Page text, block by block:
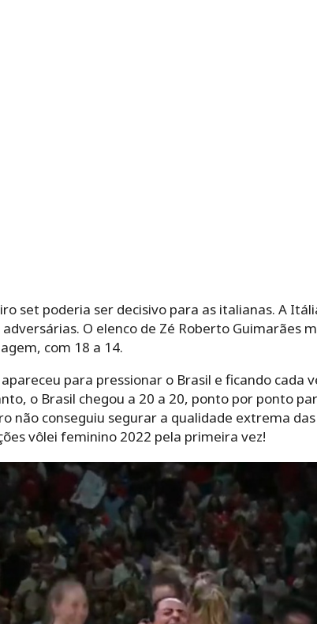
set poderia ser decisivo para as italianas. A
adversárias. O elenco de Zé Roberto
com 18 a 14.
para pressionar o Brasil e ficando
o Brasil chegou a 20 a 20, ponto por ponto
não conseguiu segurar a qualidade extrema
vôlei feminino 2022 pela primeira vez!